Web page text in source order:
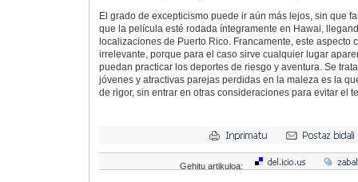
El grado de excepticismo puede ir aún más lejos, sin que
que la película esté rodada íntegramente en Hawai,
localizaciones de Puerto Rico. Francamente, este aspecto
irrelevante, porque para el caso sirve cualquier lugar
puedan practicar los deportes de riesgo y aventura. Se
jóvenes y atractivas parejas perdidas en la maleza es la
de rigor, sin entrar en otras consideraciones para evitar el
Gehitu artikuloa: